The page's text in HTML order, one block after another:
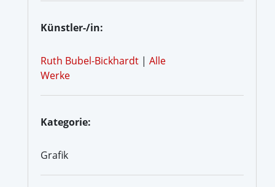
Künstler-/in:
Ruth Bubel-Bickhardt | Alle
Werke
Kategorie:
Grafik